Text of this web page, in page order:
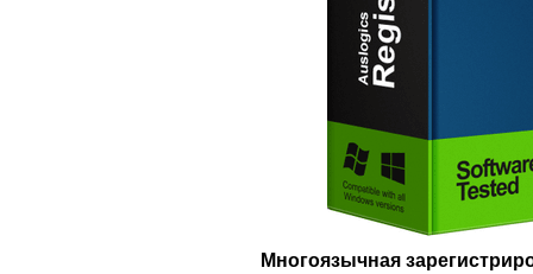
Многоязычная